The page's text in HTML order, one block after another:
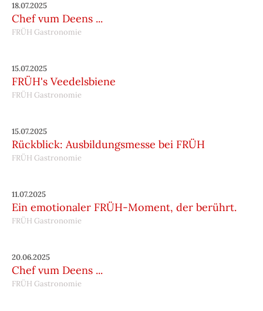
18.07.2025
Chef vum Deens ...
FRÜH Gastronomie
15.07.2025
FRÜH's Veedelsbiene
FRÜH Gastronomie
15.07.2025
Rückblick: Ausbildungsmesse bei FRÜH
FRÜH Gastronomie
11.07.2025
Ein emotionaler FRÜH-Moment, der berührt.
FRÜH Gastronomie
20.06.2025
Chef vum Deens ...
FRÜH Gastronomie